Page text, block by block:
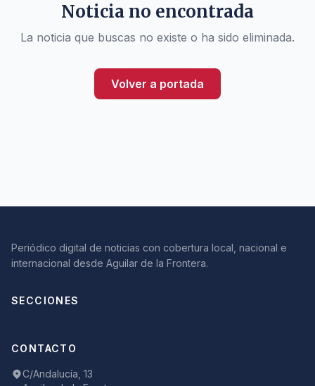
Noticia no encontrada
La noticia que buscas no existe o ha sido eliminada.
Volver a portada
Periódico digital de noticias con cobertura local, nacional e
internacional desde Aguilar de la Frontera.
SECCIONES
CONTACTO
C/Andalucía, 13